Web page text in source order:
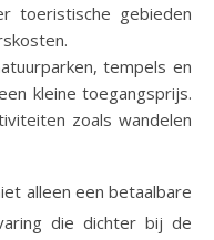
toeristische gebieden
tempels en
kleine toegangsprijs.
zoals wandelen
alleen een betaalbare
die dichter bij de